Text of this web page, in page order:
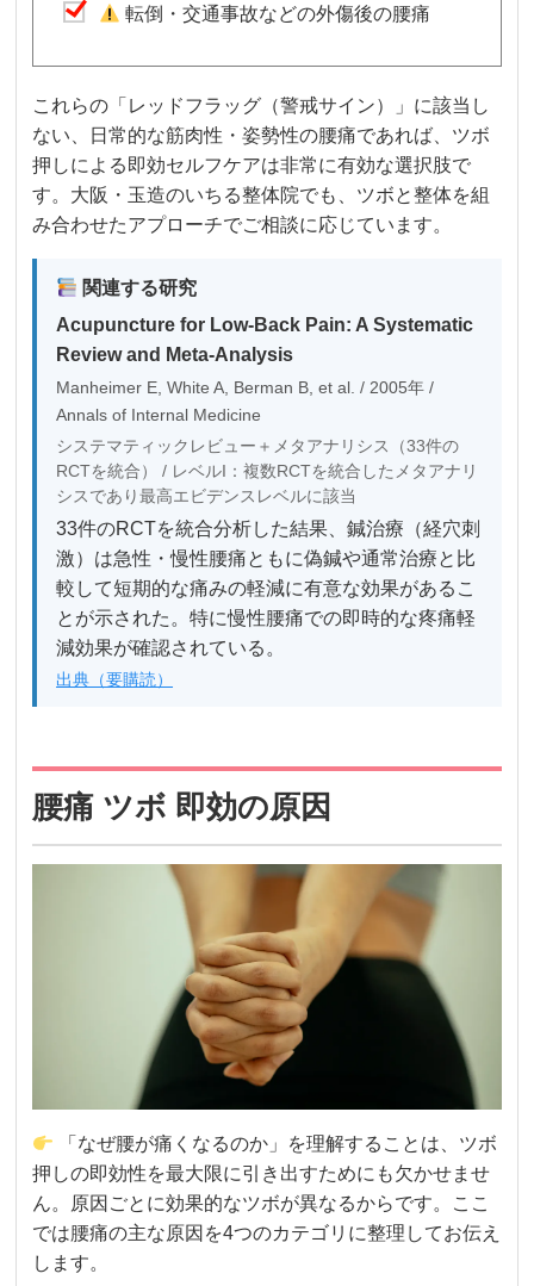
転倒・交通事故などの外傷後の腰痛
これらの「レッドフラッグ（警戒サイン）」に該当し
ない、日常的な筋肉性・姿勢性の腰痛であれば、ツボ
押しによる即効セルフケアは非常に有効な選択肢で
す。大阪・玉造のいちる整体院でも、ツボと整体を組
み合わせたアプローチでご相談に応じています。
関連する研究
Acupuncture for Low-Back Pain: A Systematic
Review and Meta-Analysis
Manheimer E, White A, Berman B, et al. / 2005年 /
Annals of Internal Medicine
システマティックレビュー＋メタアナリシス（33件の
RCTを統合） / レベルI：複数RCTを統合したメタアナリ
シスであり最高エビデンスレベルに該当
33件のRCTを統合分析した結果、鍼治療（経穴刺
激）は急性・慢性腰痛ともに偽鍼や通常治療と比
較して短期的な痛みの軽減に有意な効果があるこ
とが示された。特に慢性腰痛での即時的な疼痛軽
減効果が確認されている。
出典（要購読）
腰痛 ツボ 即効の原因
「なぜ腰が痛くなるのか」を理解することは、ツボ
押しの即効性を最大限に引き出すためにも欠かせませ
ん。原因ごとに効果的なツボが異なるからです。ここ
では腰痛の主な原因を4つのカテゴリに整理してお伝え
します。